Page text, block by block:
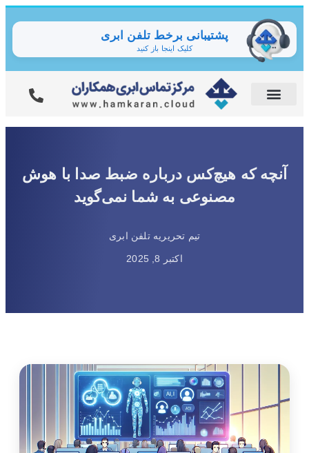
پشتیبانی برخط تلفن ابری
کلیک اینجا باز کنید
آنچه که هیچ‌کس درباره ضبط صدا با هوش
مصنوعی به شما نمی‌گوید
تیم تحریریه تلفن ابری
اکتبر 8, 2025